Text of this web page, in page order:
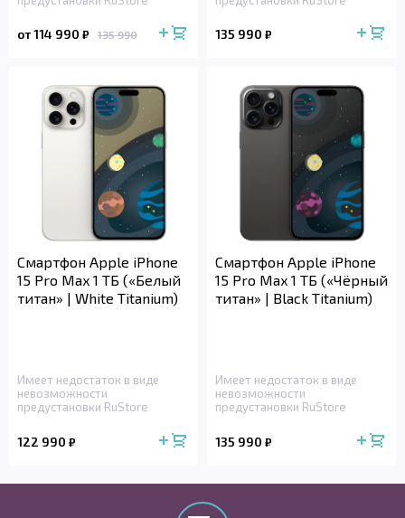
от 114 990 ₽ 135 990 135 990 ₽
Смартфон Apple iPhone
15 Pro Max 1 ТБ («Белый
титан» | White Titanium)
Имеет недостаток в виде
невозможности
предустановки RuStore
122 990 ₽
Смартфон Apple iPhone
15 Pro Max 1 ТБ («Чёрный
титан» | Black Titanium)
Имеет недостаток в виде
невозможности
предустановки RuStore
135 990 ₽